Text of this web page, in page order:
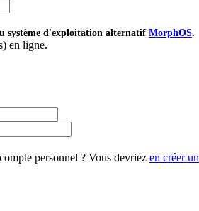
système d'exploitation alternatif MorphOS.
en ligne.
personnel ? Vous devriez en créer un